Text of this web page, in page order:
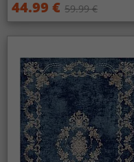
44.99 € 59.99 €